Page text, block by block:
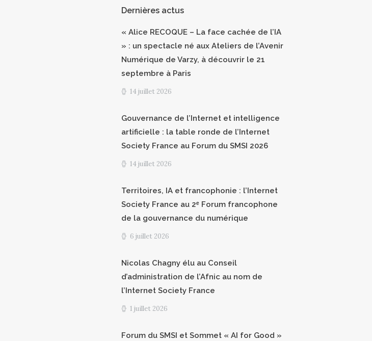
Dernières actus
« Alice RECOQUE – La face cachée de l’IA
» : un spectacle né aux Ateliers de l’Avenir
Numérique de Varzy, à découvrir le 21
septembre à Paris
14 juillet 2026
Gouvernance de l’Internet et intelligence
artificielle : la table ronde de l’Internet
Society France au Forum du SMSI 2026
14 juillet 2026
Territoires, IA et francophonie : l’Internet
Society France au 2ᵉ Forum francophone
de la gouvernance du numérique
6 juillet 2026
Nicolas Chagny élu au Conseil
d’administration de l’Afnic au nom de
l’Internet Society France
1 juillet 2026
Forum du SMSI et Sommet « AI for Good »